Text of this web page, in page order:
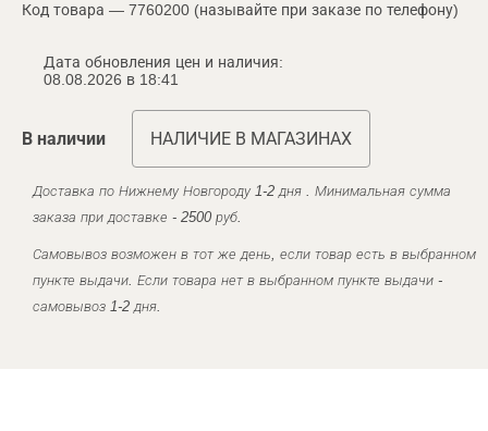
Код товара — 7760200 (называйте при заказе по телефону)
Дата обновления цен и наличия:
08.08.2026 в 18:41
В наличии НАЛИЧИЕ В МАГАЗИНАХ
Доставка по Нижнему Новгороду 1-2 дня . Минимальная сумма
заказа при доставке - 2500 руб.
Самовывоз возможен в тот же день, если товар есть в выбранном
пункте выдачи. Если товара нет в выбранном пункте выдачи -
самовывоз 1-2 дня.